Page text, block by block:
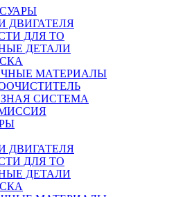
ДВИГАТЕЛЯ
ДЛЯ ТО
ДЕТАЛИ
МАТЕРИАЛЫ
СИСТЕМА
ДВИГАТЕЛЯ
ДЛЯ ТО
ДЕТАЛИ